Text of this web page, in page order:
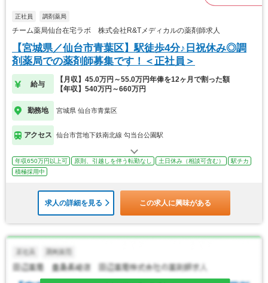
正社員 調剤薬局
チーム薬局仙台在宅ラボ 株式会社R&Tメディカルの薬剤師求人
【宮城県／仙台市青葉区】駅徒歩4分♪日祝休み◎調
剤薬局での薬剤師募集です！＜正社員＞
給与
【月収】45.0万円～55.0万円年俸を12ヶ月で割った額
【年収】540万円～660万円
勤務地 宮城県 仙台市青葉区
アクセス 仙台市営地下鉄南北線 勾当台公園駅
年収650万円以上可 原則、引越しを伴う転勤なし 土日休み（相談可含む）
駅チカ
積極採用中
求人の詳細を見る この求人に興味がある